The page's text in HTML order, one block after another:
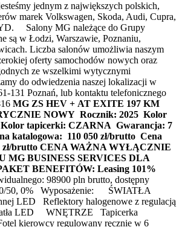
jednym z największych polskich,
marek Volkswagen, Skoda, Audi, Cupra,
Salony MG należące do Grupy
są w Łodzi, Warszawie, Poznaniu,
Liczba salonów umożliwia naszym
oferty samochodów nowych oraz
ze wszelkimi wytycznymi
do odwiedzenia naszej lokalizacji w
131 Poznań, lub kontaktu telefonicznego
MG ZS HEV + AT EXITE 197 KM
NOWY Rocznik: 2025 Kolor
Kolor tapicerki: CZARNA Gwarancja: 7
katalogowa: 110 050 zł/brutto Cena
brutto CENA WAŻNA WYŁĄCZNIE
MG BUSINESS SERVICES DLA
BENEFITÓW: Leasing 101%
98900 pln brutto, dostępny
50, 0% Wyposażenie: ŚWIATŁA
LED Reflektory halogenowe z regulacją
LED WNĘTRZE Tapicerka
kierowcy regulowany ręcznie w 6